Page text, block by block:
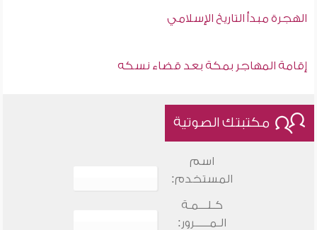
الهجرة مبدأ التاريخ الإسلامي
إقامة المهاجر بمكة بعد قضاء نسكه
مكتبتك الصوتية
اسم
المستخدم:
كـلـــمـة
الـمـــــرور: